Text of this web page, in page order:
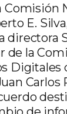
Comisión
E.
directora
de la
Digitales
Carlos